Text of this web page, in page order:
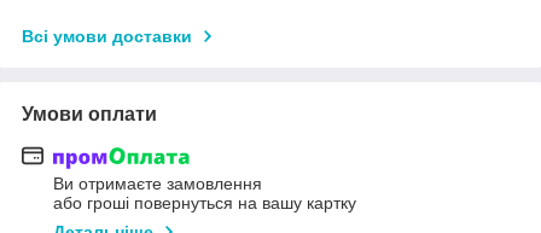
Всі умови доставки
Умови оплати
Ви отримаєте замовлення
або гроші повернуться на вашу картку